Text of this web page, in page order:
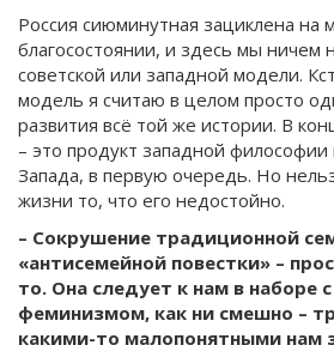
Россия сиюминутная зациклена на
благосостоянии, и здесь мы ничем
советской или западной модели.
модель я считаю в целом просто
развития всё той же истории. В
– это продукт западной философии
Запада, в первую очередь. Но
жизни то, что его недостойно.
– Сокрушение традиционной
«антисемейной повестки» –
то. Она следует к нам в наборе
феминизмом, как ни смешно –
какими-то малопонятными нам